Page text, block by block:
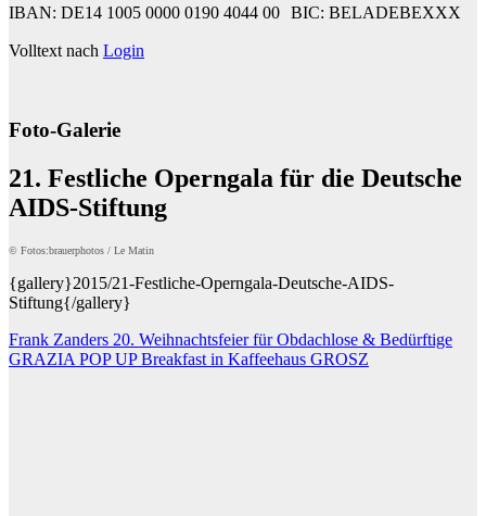
IBAN: DE14 1005 0000 0190 4044 00 BIC: BELADEBEXXX
Volltext nach Login
Foto-Galerie
21. Festliche Operngala für die Deutsche
AIDS-Stiftung
© Fotos:brauerphotos / Le Matin
{gallery}2015/21-Festliche-Operngala-Deutsche-AIDS-
Stiftung{/gallery}
Beitragsnavigation
Frank Zanders 20. Weihnachtsfeier für Obdachlose & Bedürftige
GRAZIA POP UP Breakfast in Kaffeehaus GROSZ